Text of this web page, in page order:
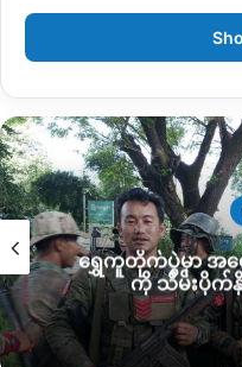
စက်တင်ဘာလ ၅ ရက်နေ့ နေ
သတင်းစာရှင်းလင်းပွဲတွင် မြ
စိစစ်သွားမည်ဟု သမ္မတရုံးပြ
ပြောဆိုသွားသည်။
“အဲတာက PCG ကနေတဆင့်
နေ ပိတ်ထားခိုင်းတယ်။ မြစ်က
Assistant Team ကိုပြေ
ဆောင်ရွက်တာလဲဆိုတော့
အဲဒီသဘောတူညီချက်တွေက
သလဲ။ ဘယ်ဟာတွေက အသက်
စ်တပ်စခန်းတစ်ခု
ပြော